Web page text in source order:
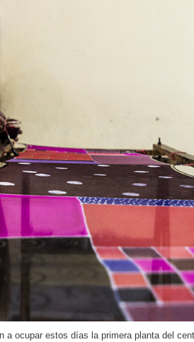
ocupar estos días la primera planta del